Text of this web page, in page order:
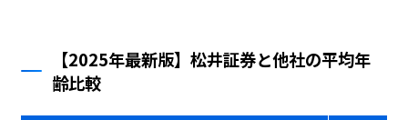
【2025年最新版】松井証券と他社の平均年
齢比較